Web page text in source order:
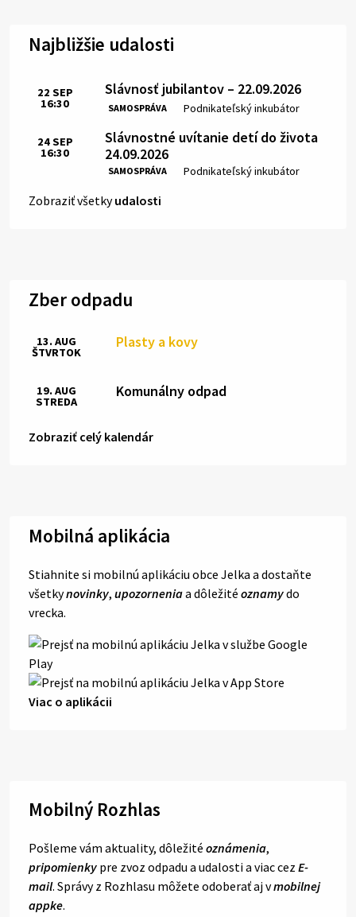
Najbližšie udalosti
Slávnosť jubilantov – 22.09.2026
SAMOSPRÁVA Miesto:
Podnikateľský inkubátor
Čas:
22 SEP
16:30
Slávnostné uvítanie detí do života
24.09.2026
SAMOSPRÁVA Miesto:
Podnikateľský inkubátor
Čas:
24SEP
16:30
Zobraziť všetkyudalosti
Zber odpadu
Plasty a kovy
13. AUG
ŠTVRTOK
Komunálny odpad
19. AUG
STREDA
Zobraziť celý kalendár
Mobilná aplikácia
Stiahnite si mobilnú aplikáciu obce Jelka a dostaňte
všetkynovinky, upozorneniaa dôležité oznamydo
vrecka.
Viac o aplikácii
Mobilný Rozhlas
Pošleme vám aktuality, dôležité oznámenia,
pripomienky pre zvoz odpadu a udalosti a viac cez E-
mail. Správy z Rozhlasu môžete odoberať aj vmobilnej
appke.